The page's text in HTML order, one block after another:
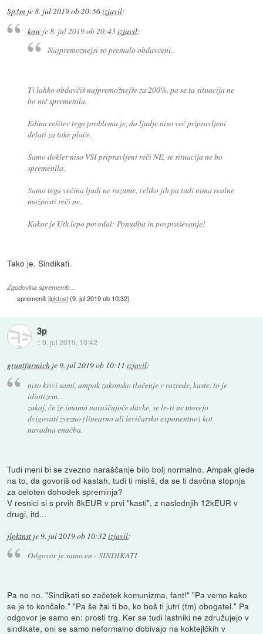
Sp3m je8. jul 2019 ob 20:56izjavil:
kowje8. jul 2019 ob 20:43izjavil:
Najpremoznejsi so premalo obdavceni.
Ti lahko obdavčiš najpremožnejše za 200%, pa se ta situacija ne
bo nič spremenila.
Edina rešitev tega problema je, da ljudje niso več pripravljeni
delati za take plače.
Samo dokler niso VSI pripravljeni reči NE, se situacija ne bo
spremenila.
Samo tega večina ljudi ne razume, veliko jih pa tudi nima realne
možnosti reči ne.
Kakor je Utk lepo povedal: Ponudba in povpraševanje!
Tako je. Sindikati.
Zgodovina sprememb…
spremenil:jlpktnst(9. jul 2019 ob 10:32)
3p
::9. jul 2019, 10:42
gruntfürmich je9. jul 2019 ob 10:11 izjavil:
niso krivi sami, ampak zakonsko tlačenje v razrede, kaste. to je
idiotizem.
zakaj, če že imamo naraščujoče davke, se le-ti ne morejo
dvigovati zvezno (linearno ali levičarsko exponentno) kot
navadna enačba.
Tudi meni bi se zvezno naraščanje bilo bolj normalno. Ampak glede
na to, da govoriš od kastah, tudi ti misliš, da se ti davčna stopnja
za celoten dohodek spreminja?
V resnici si s prvih 8kEUR v prvi "kasti", z naslednjih 12kEUR v
drugi, itd...
jlpktnst je9. jul 2019 ob 10:32 izjavil:
Odgovor je samo en - SINDIKATI
Pa ne no. "Sindikati so začetek komunizma, fant!" "Pa vemo kako
se je to končalo." "Pa še žal ti bo, ko boš ti jutri (tm) obogatel." Pa
odgovor je samo en: prosti trg. Ker se tudi lastniki ne združujejo v
sindikate, oni se samo neformalno dobivajo na koktejlčkih v